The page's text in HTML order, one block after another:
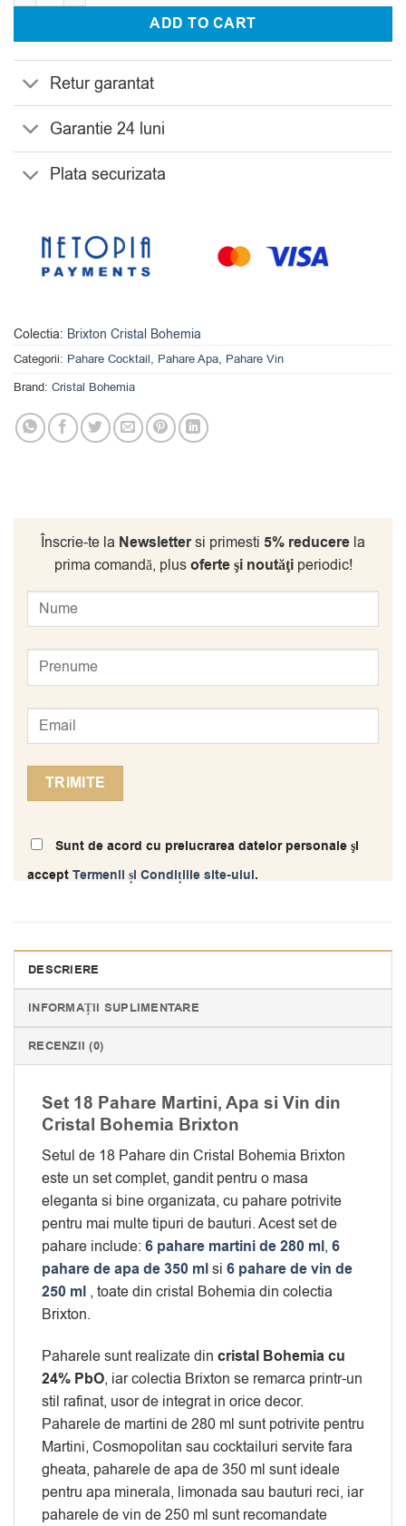
ADD TO CART
Retur garantat
Garantie 24 luni
Plata securizata
Colectia: Brixton Cristal Bohemia
Categorii: Pahare Cocktail, Pahare Apa, Pahare Vin
Brand: Cristal Bohemia
Înscrie-te la Newslettersi primesti 5% reducere la
prima comandă, plusoferte şi noutăţiperiodic!
Sunt de acord cu prelucrarea datelor personale şi
acceptTermenii și Condițiile site-ului.
DESCRIERE
INFORMAȚII SUPLIMENTARE
RECENZII (0)
Set 18 Pahare Martini, Apa si Vin din
Cristal Bohemia Brixton
Setul de 18 Pahare din Cristal Bohemia Brixton
este un set complet, gandit pentru o masa
eleganta si bine organizata, cu pahare potrivite
pentru mai multe tipuri de bauturi. Acest set de
pahare include: 6 pahare martini de 280 ml, 6
pahare de apa de 350 mlsi 6 pahare de vin de
250 ml , toate din cristal Bohemia din colectia
Brixton.
Paharele sunt realizate din cristal Bohemia cu
24% PbO, iar colectia Brixton se remarca printr-un
stil rafinat, usor de integrat in orice decor.
Paharele de martini de 280 ml sunt potrivite pentru
Martini, Cosmopolitan sau cocktailuri servite fara
gheata, paharele de apa de 350 ml sunt ideale
pentru apa minerala, limonada sau bauturi reci, iar
paharele de vin de 250 ml sunt recomandate